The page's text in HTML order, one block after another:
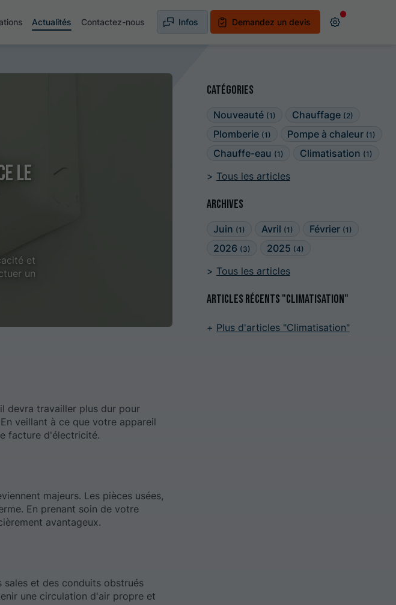
Actualités Contactez-nous Infos Demandez un devis
Catégories
Nouveauté (1) Chauffage (2)
Plomberie (1) Pompe à chaleur (1)
Chauffe-eau (1) Climatisation (1)
Tous les articles
Archives
Juin (1) Avril (1) Février (1)
2026 (3) 2025 (4)
Tous les articles
Articles récents "Climatisation"
Plus d'articles "Climatisation"
le
et
un
devra travailler plus dur pour
veillant à ce que votre appareil
facture d'électricité.
majeurs. Les pièces usées,
En prenant soin de votre
avantageux.
et des conduits obstrués
une circulation d'air propre et